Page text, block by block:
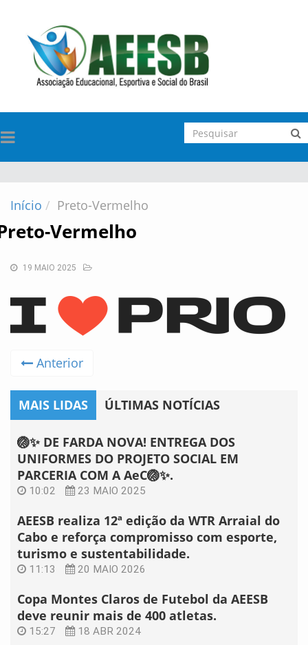
TOGGLE
NAVIGATION
Início Preto-Vermelho
Vermelho
19 MAIO 2025
Anterior
MAIS LIDAS ÚLTIMAS NOTÍCIAS
🏐✨ DE FARDA NOVA! ENTREGA DOS
UNIFORMES DO PROJETO SOCIAL EM
PARCERIA COM A AeC🏐✨.
10:02 23 MAIO 2025
AEESB realiza 12ª edição da WTR Arraial do
Cabo e reforça compromisso com esporte,
turismo e sustentabilidade.
11:13 20 MAIO 2026
Copa Montes Claros de Futebol da AEESB
deve reunir mais de 400 atletas.
15:27 18 ABR 2024